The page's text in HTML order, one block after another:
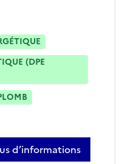
(DPE
d’informations
estrade